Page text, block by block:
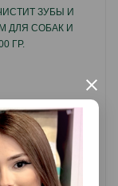
×
ЗУБЫ И
ДЛЯ СОБАК И
ГР.